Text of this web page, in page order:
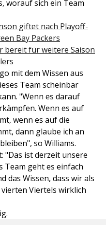
worauf sich ein Team
giftet nach Playoff-
Bay Packers
bereit für weitere Saison
mit dem Wissen aus
Team scheinbar
"Wenn es darauf
Wenn es auf
wenn es auf die
dann glaube ich an
so Williams.
"Das ist derzeit unsere
Team geht es einfach
das Wissen, dass wir als
Viertels wirklich